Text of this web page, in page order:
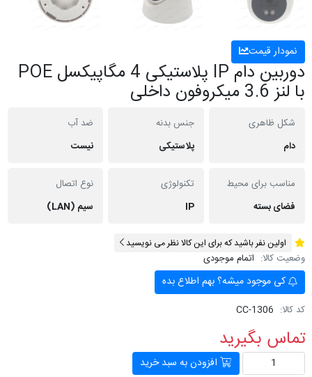
نمودار قیمت
دوربین دام IP پلاستیکی 4 مگاپیکسل POE
با لنز 3.6 میکروفون داخلی
شکل ظاهری
دام
جنس بدنه
پلاستیکی
ضد آب
نیست
مناسب برای محیط
فضای بسته
تکنولوژی
IP
نوع اتصال
سیم (LAN)
اولین نفر باشید که برای این کالا نظر می نویسید
وضعیت کالا: اتمام موجودی
کی موجود میشه؟ بهم اطلاع بده
کد کالا: CC-1306
تماس بگیرید
افزودن به سبد خرید